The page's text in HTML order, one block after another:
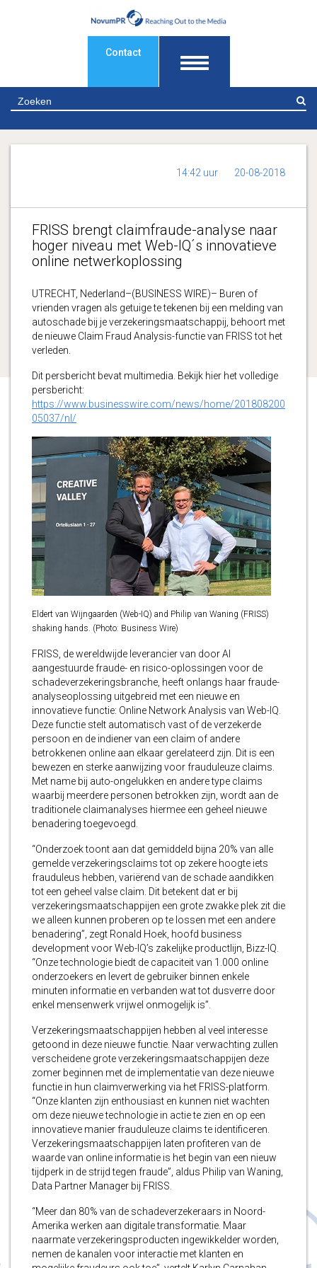
Contact
14:42 uur 20-08-2018
FRISS brengt claimfraude-analyse naar
hoger niveau met Web-IQ´s innovatieve
online netwerkoplossing
UTRECHT, Nederland–(BUSINESS WIRE)– Buren of
vrienden vragen als getuige te tekenen bij een melding van
autoschade bij je verzekeringsmaatschappij, behoort met
de nieuwe Claim Fraud Analysis-functie van FRISS tot het
verleden.
Dit persbericht bevat multimedia. Bekijk hier het volledige
persbericht:
https://www.businesswire.com/news/home/201808200
05037/nl/
Eldert van Wijngaarden (Web-IQ) and Philip van Waning (FRISS)
shaking hands. (Photo: Business Wire)
FRISS, de wereldwijde leverancier van door AI
aangestuurde fraude- en risico-oplossingen voor de
schadeverzekeringsbranche, heeft onlangs haar fraude-
analyseoplossing uitgebreid met een nieuwe en
innovatieve functie: Online Network Analysis van Web-IQ.
Deze functie stelt automatisch vast of de verzekerde
persoon en de indiener van een claim of andere
betrokkenen online aan elkaar gerelateerd zijn. Dit is een
bewezen en sterke aanwijzing voor frauduleuze claims.
Met name bij auto-ongelukken en andere type claims
waarbij meerdere personen betrokken zijn, wordt aan de
traditionele claimanalyses hiermee een geheel nieuwe
benadering toegevoegd.
“Onderzoek toont aan dat gemiddeld bijna 20% van alle
gemelde verzekeringsclaims tot op zekere hoogte iets
frauduleus hebben, variërend van de schade aandikken
tot een geheel valse claim. Dit betekent dat er bij
verzekeringsmaatschappijen een grote zwakke plek zit die
we alleen kunnen proberen op te lossen met een andere
benadering”, zegt Ronald Hoek, hoofd business
development voor Web-IQ’s zakelijke productlijn, Bizz-IQ.
“Onze technologie biedt de capaciteit van 1.000 online
onderzoekers en levert de gebruiker binnen enkele
minuten informatie en verbanden wat tot dusverre door
enkel mensenwerk vrijwel onmogelijk is”.
Verzekeringsmaatschappijen hebben al veel interesse
getoond in deze nieuwe functie. Naar verwachting zullen
verscheidene grote verzekeringsmaatschappijen deze
zomer beginnen met de implementatie van deze nieuwe
functie in hun claimverwerking via het FRISS-platform.
“Onze klanten zijn enthousiast en kunnen niet wachten
om deze nieuwe technologie in actie te zien en op een
innovatieve manier frauduleuze claims te identificeren.
Verzekeringsmaatschappijen laten profiteren van de
waarde van online informatie is het begin van een nieuw
tijdperk in de strijd tegen fraude”, aldus Philip van Waning,
Data Partner Manager bij FRISS.
“Meer dan 80% van de schadeverzekeraars in Noord-
Amerika werken aan digitale transformatie. Maar
naarmate verzekeringsproducten ingewikkelder worden,
nemen de kanalen voor interactie met klanten en